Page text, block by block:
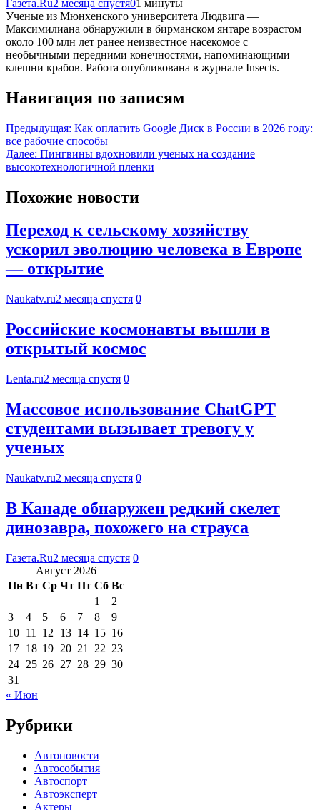
Газета.Ru2 месяца спустя01 минуты
Ученые из Мюнхенского университета Людвига —
Максимилиана обнаружили в бирманском янтаре возрастом
около 100 млн лет ранее неизвестное насекомое с
необычными передними конечностями, напоминающими
клешни крабов. Работа опубликована в журнале Insects.
Навигация по записям
Предыдущая: Как оплатить Google Диск в России в 2026 году:
все рабочие способы
Далее: Пингвины вдохновили ученых на создание
высокотехнологичной пленки
Похожие новости
Переход к сельскому хозяйству
ускорил эволюцию человека в Европе
— открытие
Naukatv.ru2 месяца спустя 0
Российские космонавты вышли в
открытый космос
Lenta.ru2 месяца спустя 0
Массовое использование ChatGPT
студентами вызывает тревогу у
ученых
Naukatv.ru2 месяца спустя 0
В Канаде обнаружен редкий скелет
динозавра, похожего на страуса
Газета.Ru2 месяца спустя 0
Август 2026
Пн Вт Ср Чт Пт Сб Вс
1
2
3
4 5 6 7 8
9
10 11 12 13 14 15 16
17 18 19 20 21 22 23
24 25 26 27 28 29 30
31
« Июн
Рубрики
Автоновости
Автособытия
Автоспорт
Автоэксперт
Актеры